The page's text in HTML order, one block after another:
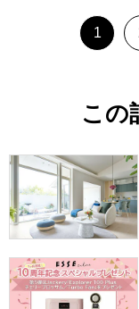
1
この